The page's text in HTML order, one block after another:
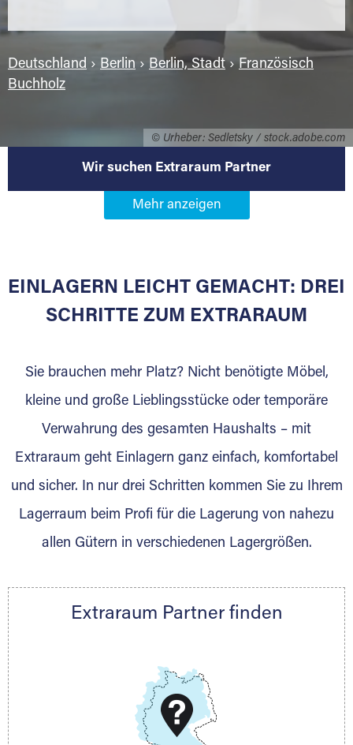
© Urheber: Sedletsky / stock.adobe.com
Deutschland › Berlin › Berlin, Stadt › Französisch
Buchholz
Wir suchen Extraraum Partner
Werden Sie Extraraum Partner in
Sie bieten Kunden Lagerraum zur Miete, der
wurde? Werden Sie jetzt Extraraum Partner
und generieren Sie über das Portal neue
Lagerkunden und Vermietungen.
Ihre Vorteile als Extraraum Partner:
Marktgerechte Preise
Digitale Buchungsplattform
Gewinnung von Neukunden
Ihre Ansprechpartnerin:
thorsten.klemt@extraraum.de
DMG Aktiengesellschaft
Schieferstein 11A
EINLAGERN LEICHT GEMACHT: DREI
SCHRITTE ZUM EXTRARAUM
Sie brauchen mehr Platz? Nicht benötigte Möbel,
kleine und große Lieblingsstücke oder temporäre
Verwahrung des gesamten Haushalts – mit
Extraraum geht Einlagern ganz einfach, komfortabel
und sicher. In nur drei Schritten kommen Sie zu Ihrem
Lagerraum beim Profi für die Lagerung von nahezu
allen Gütern in verschiedenen Lagergrößen.
Extraraum Partner finden